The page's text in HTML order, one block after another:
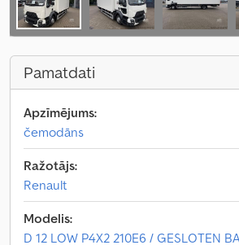
Pamatdati
Apzīmējums:
čemodāns
Ražotājs:
Renault
Modelis:
D 12 LOW P4X2 210E6 / GESLOTEN